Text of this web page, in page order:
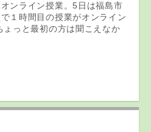
ンライン授業。5日は福島市
１時間目の授業がオンライン
ょっと最初の方は聞こえなか